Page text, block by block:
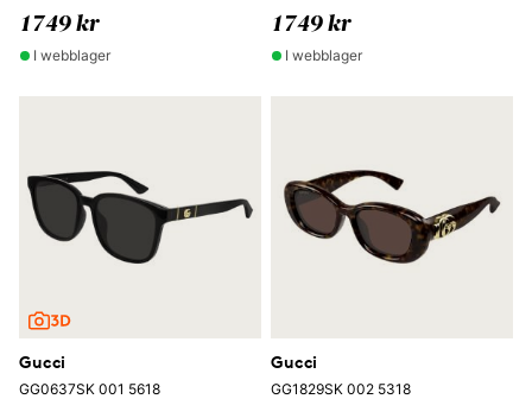
1749 kr
I webblager
1749 kr
I webblager
Gucci
GG0637SK 001 5618
Gucci
GG1829SK 002 5318